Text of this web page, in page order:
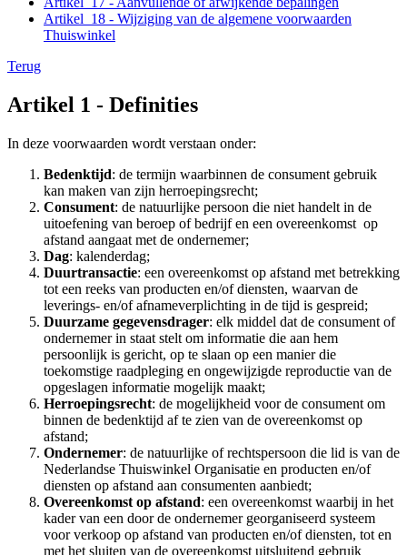
Artikel 18 - Wijziging van de algemene voorwaarden
Thuiswinkel
Terug
Artikel 1 - Definities
In deze voorwaarden wordt verstaan onder:
Bedenktijd: de termijn waarbinnen de consument gebruik
kan maken van zijn herroepingsrecht;
Consument: de natuurlijke persoon die niet handelt in de
uitoefening van beroep of bedrijf en een overeenkomst op
afstand aangaat met de ondernemer;
Dag: kalenderdag;
Duurtransactie: een overeenkomst op afstand met betrekking
tot een reeks van producten en/of diensten, waarvan de
leverings- en/of afnameverplichting in de tijd is gespreid;
Duurzame gegevensdrager: elk middel dat de consument of
ondernemer in staat stelt om informatie die aan hem
persoonlijk is gericht, op te slaan op een manier die
toekomstige raadpleging en ongewijzigde reproductie van de
opgeslagen informatie mogelijk maakt;
Herroepingsrecht: de mogelijkheid voor de consument om
binnen de bedenktijd af te zien van de overeenkomst op
afstand;
Ondernemer: de natuurlijke of rechtspersoon die lid is van de
Nederlandse Thuiswinkel Organisatie en producten en/of
diensten op afstand aan consumenten aanbiedt;
Overeenkomst op afstand: een overeenkomst waarbij in het
kader van een door de ondernemer georganiseerd systeem
voor verkoop op afstand van producten en/of diensten, tot en
met het sluiten van de overeenkomst uitsluitend gebruik